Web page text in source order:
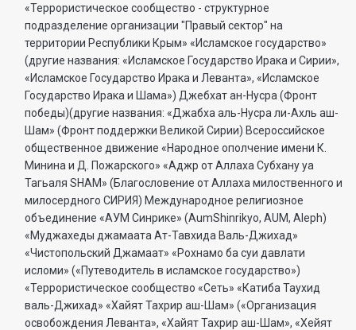
«Террористическое сообщество - структурное
подразделение организации "Правый сектор" на
территории Республики Крым» «Исламское государство»
(другие названия: «Исламское Государство Ирака и Сирии»,
«Исламское Государство Ирака и Леванта», «Исламское
Государство Ирака и Шама») Джебхат ан-Нусра (Фронт
победы)(другие названия: «Джабха аль-Нусра ли-Ахль аш-
Шам» (Фронт поддержки Великой Сирии) Всероссийское
общественное движение «Народное ополчение имени К.
Минина и Д. Пожарского» «Аджр от Аллаха Субхану уа
Тагьаля SHAM» (Благословение от Аллаха милоственного и
милосердного СИРИЯ) Международное религиозное
объединение «АУМ Синрике» (AumShinrikyo, AUM, Aleph)
«Муджахеды джамаата Ат-Тавхида Валь-Джихад»
«Чистопольский Джамаат» «Рохнамо ба суи давлати
исломи» («Путеводитель в исламское государство»)
«Террористическое сообщество «Сеть» «Катиба Таухид
валь-Джихад» «Хайят Тахрир аш-Шам» («Организация
освобождения Леванта», «Хайят Тахрир аш-Шам», «Хейят